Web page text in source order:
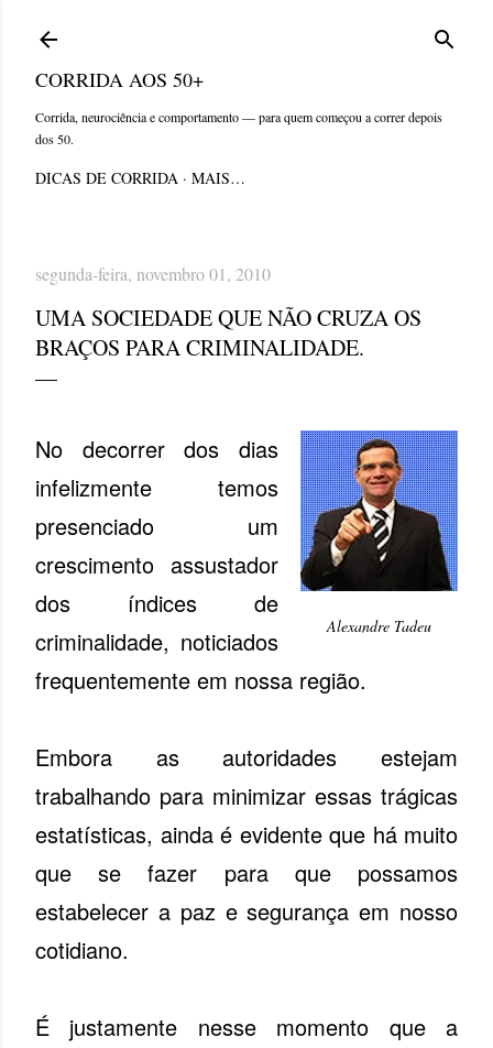
CORRIDA AOS 50+
Corrida, neurociência e comportamento — para quem começou a correr depois
dos 50.
DICAS DE CORRIDA MAIS…
segunda-feira, novembro 01, 2010
UMA SOCIEDADE QUE NÃO CRUZA OS
BRAÇOS PARA CRIMINALIDADE.
Alexandre Tadeu
No decorrer dos dias
infelizmente temos
presenciado um
crescimento assustador
dos índices de
criminalidade, noticiados
frequentemente em nossa região.
Embora as autoridades estejam
trabalhando para minimizar essas trágicas
estatísticas, ainda é evidente que há muito
que se fazer para que possamos
estabelecer a paz e segurança em nosso
cotidiano.
É justamente nesse momento que a